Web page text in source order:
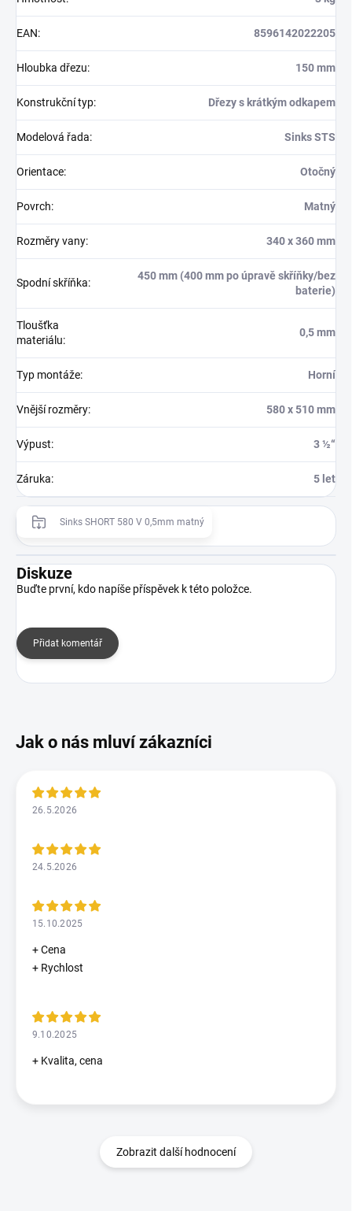
EAN: 8596142022205
Hloubka dřezu: 150 mm
Konstrukční typ: Dřezy s krátkým odkapem
Modelová řada: Sinks STS
Orientace: Otočný
Povrch: Matný
Rozměry vany: 340 x 360 mm
Spodní skříňka:
450 mm (400 mm po úpravě skříňky/bez
baterie)
Tloušťka
materiálu:
0,5 mm
Typ montáže: Horní
Vnější rozměry: 580 x 510 mm
Výpust: 3 ½“
Záruka: 5 let
Sinks SHORT 580 V 0,5mm matný
Diskuze
Buďte první, kdo napíše příspěvek k této položce.
Přidat komentář
26.5.2026
24.5.2026
15.10.2025
+ Cena
+ Rychlost
9.10.2025
+ Kvalita, cena
Zobrazit další hodnocení